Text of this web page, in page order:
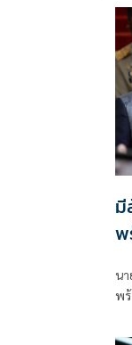
มี
พ
น
พ
ขา